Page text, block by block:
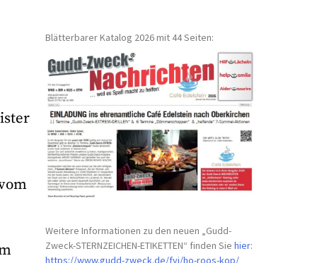
Blätterbarer Katalog 2026 mit 44 Seiten:
Weitere Informationen zu den neuen „Gudd-
Zweck-STERNZEICHEN-ETIKETTEN“ finden Siehier:
https://www.gudd-zweck.de/fyi/ho-roos-kop/